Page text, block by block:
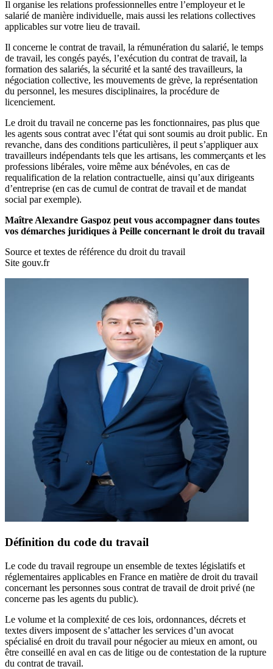
Il organise les relations professionnelles entre l’employeur et le
salarié de manière individuelle, mais aussi les relations collectives
applicables sur votre lieu de travail.
Il concerne le contrat de travail, la rémunération du salarié, le temps
de travail, les congés payés, l’exécution du contrat de travail, la
formation des salariés, la sécurité et la santé des travailleurs, la
négociation collective, les mouvements de grève, la représentation
du personnel, les mesures disciplinaires, la procédure de
licenciement.
Le droit du travail ne concerne pas les fonctionnaires, pas plus que
les agents sous contrat avec l’état qui sont soumis au droit public. En
revanche, dans des conditions particulières, il peut s’appliquer aux
travailleurs indépendants tels que les artisans, les commerçants et les
professions libérales, voire même aux bénévoles, en cas de
requalification de la relation contractuelle, ainsi qu’aux dirigeants
d’entreprise (en cas de cumul de contrat de travail et de mandat
social par exemple).
Maître Alexandre Gaspoz peut vous accompagner dans toutes
vos démarches juridiques à Peille concernant le droit du travail
Source et textes de référence du droit du travail
Site gouv.fr
Définition du code du travail
Le code du travail regroupe un ensemble de textes législatifs et
réglementaires applicables en France en matière de droit du travail
concernant les personnes sous contrat de travail de droit privé (ne
concerne pas les agents du public).
Le volume et la complexité de ces lois, ordonnances, décrets et
textes divers imposent de s’attacher les services d’un avocat
spécialisé en droit du travail pour négocier au mieux en amont, ou
être conseillé en aval en cas de litige ou de contestation de la rupture
du contrat de travail.